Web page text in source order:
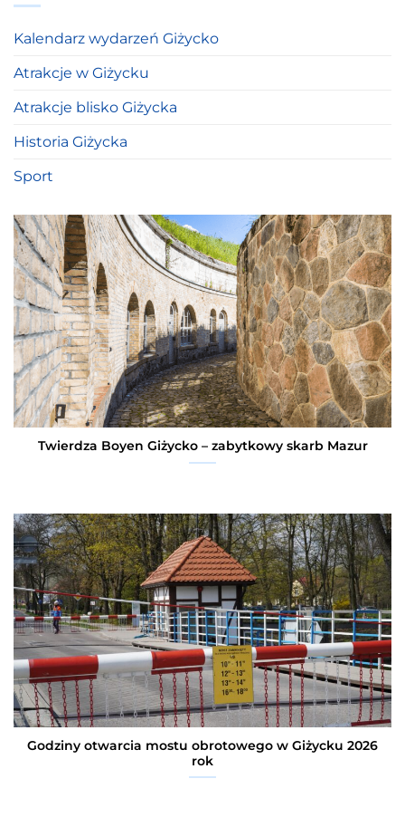
Kalendarz wydarzeń Giżycko
Atrakcje w Giżycku
Atrakcje blisko Giżycka
Historia Giżycka
Sport
Twierdza Boyen Giżycko – zabytkowy skarb Mazur
Godziny otwarcia mostu obrotowego w Giżycku 2026
rok